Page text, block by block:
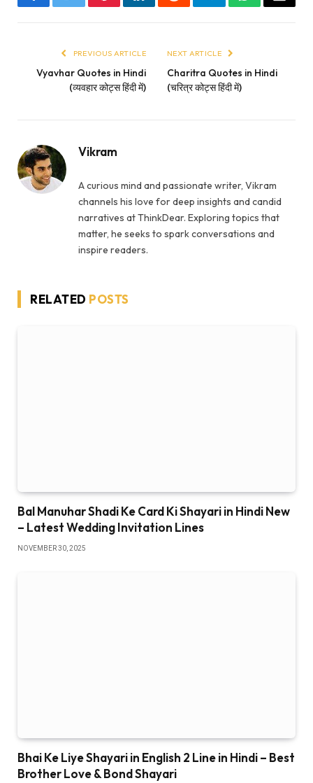
FacebookTwitterPinterestLinkedInRedditTelegramWhatsApp
Email
PREVIOUS ARTICLE
Vyavhar Quotes in Hindi
(व्यवहार कोट्स हिंदी में)
NEXT ARTICLE
Charitra Quotes in Hindi
(चरित्र कोट्स हिंदी में)
Vikram
A curious mind and passionate writer, Vikram
channels his love for deep insights and candid
narratives at ThinkDear. Exploring topics that
matter, he seeks to spark conversations and
inspire readers.
RELATED POSTS
Bal Manuhar Shadi Ke Card Ki Shayari in Hindi New
– Latest Wedding Invitation Lines
NOVEMBER 30, 2025
Bhai Ke Liye Shayari in English 2 Line in Hindi – Best
Brother Love & Bond Shayari